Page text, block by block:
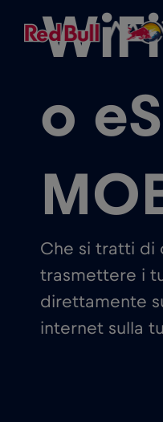
o
Che si tratti di
trasmettere i
direttamente
internet sulla